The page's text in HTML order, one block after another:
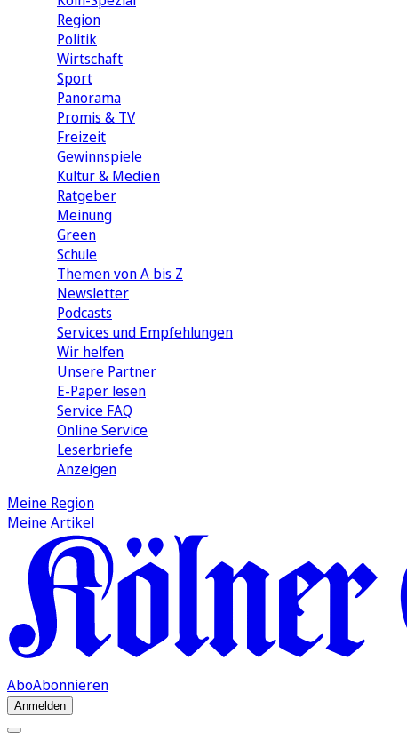
Region
Politik
Wirtschaft
Sport
Panorama
Promis & TV
Freizeit
Gewinnspiele
Kultur & Medien
Ratgeber
Meinung
Green
Schule
Themen von A bis Z
Newsletter
Podcasts
Services und Empfehlungen
Wir helfen
Unsere Partner
E-Paper lesen
Service FAQ
Online Service
Leserbriefe
Anzeigen
Meine Region
Meine Artikel
AboAbonnieren
Anmelden